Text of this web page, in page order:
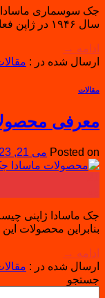
سال ۱۹۴۶ در ژاپن فعالیت دارد. جک سوسماری ماسادا به عنوان یکی از محصولات پرفروش این برند، برای بلند کردن خودروها در تعمیرگاه‌ها، کارواش‌ها […]
ادامه →
ارسال شده در :
مقالات
معرفی
Posted on می 21, 2023
جک ماسادا ژاپنی
بنابراین محصولات
ادامه →
ارسال شده در :
جستجو